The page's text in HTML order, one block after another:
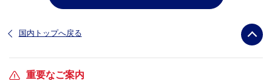
国内トップへ戻る
重要なご案内